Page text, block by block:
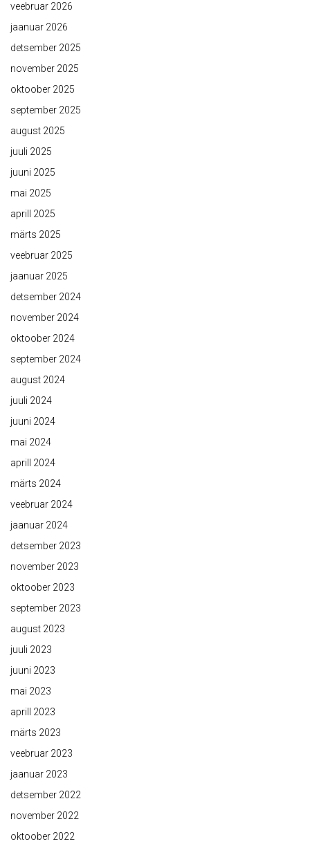
veebruar 2026
jaanuar 2026
detsember 2025
november 2025
oktoober 2025
september 2025
august 2025
juuli 2025
juuni 2025
mai 2025
aprill 2025
märts 2025
veebruar 2025
jaanuar 2025
detsember 2024
november 2024
oktoober 2024
september 2024
august 2024
juuli 2024
juuni 2024
mai 2024
aprill 2024
märts 2024
veebruar 2024
jaanuar 2024
detsember 2023
november 2023
oktoober 2023
september 2023
august 2023
juuli 2023
juuni 2023
mai 2023
aprill 2023
märts 2023
veebruar 2023
jaanuar 2023
detsember 2022
november 2022
oktoober 2022